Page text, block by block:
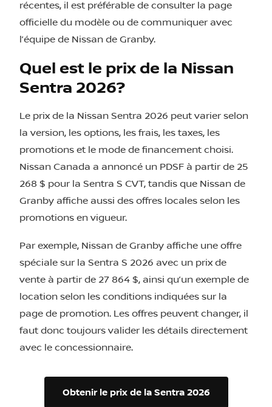
récentes, il est préférable de consulter la page
officielle du modèle ou de communiquer avec
l’équipe de Nissan de Granby.
Quel est le prix de la Nissan
Sentra 2026?
Le prix de la Nissan Sentra 2026 peut varier selon
la version, les options, les frais, les taxes, les
promotions et le mode de financement choisi.
Nissan Canada a annoncé un PDSF à partir de 25
268 $ pour la Sentra S CVT, tandis que Nissan de
Granby affiche aussi des offres locales selon les
promotions en vigueur.
Par exemple, Nissan de Granby affiche une offre
spéciale sur la Sentra S 2026 avec un prix de
vente à partir de 27 864 $, ainsi qu’un exemple de
location selon les conditions indiquées sur la
page de promotion. Les offres peuvent changer, il
faut donc toujours valider les détails directement
avec le concessionnaire.
Obtenir le prix de la Sentra 2026